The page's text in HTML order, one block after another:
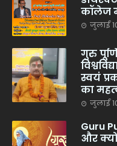
कॉलेज
जुलाई
गुरु
स्वयं
का
जुलाई
Guru
और